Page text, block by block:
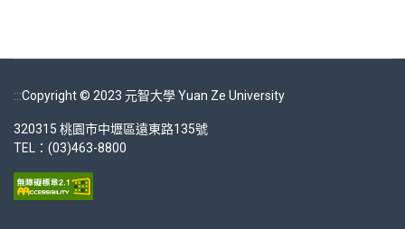
:::Copyright © 2023 元智大學 Yuan Ze University
320315 桃園市中壢區遠東路135號
TEL：(03)463-8800